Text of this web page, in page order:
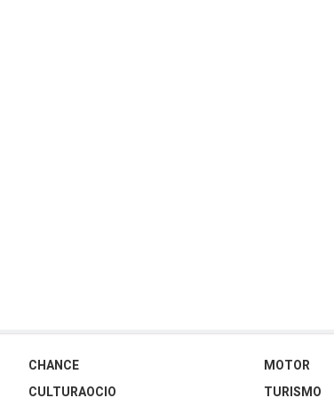
CHANCE
CULTURAOCIO
MOTOR
TURISMO